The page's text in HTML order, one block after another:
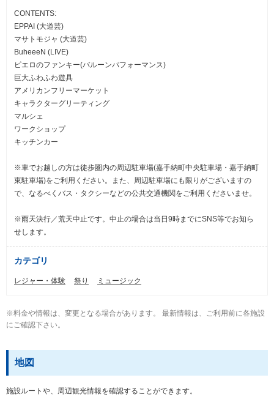
CONTENTS:
EPPAI (大道芸)
マサトモジャ (大道芸)
BuheeeN (LIVE)
ピエロのファンキー(バルーンパフォーマンス)
巨大ふわふわ遊具
アメリカンフリーマーケット
キャラクターグリーティング
マルシェ
ワークショップ
キッチンカー
※車でお越しの方は徒歩圏内の周辺駐車場(嘉手納町中央駐車場・嘉手納町
東駐車場)をご利用ください。また、周辺駐車場にも限りがございますの
で、なるべくバス・タクシーなどの公共交通機関をご利用くださいませ。
※雨天決行／荒天中止です。中止の場合は当日9時までにSNS等でお知ら
せします。
カテゴリ
レジャー・体験 祭り ミュージック
※料金や情報は、変更となる場合があります。 最新情報は、ご利用前に各施設
にご確認下さい。
地図
施設ルートや、周辺観光情報を確認することができます。